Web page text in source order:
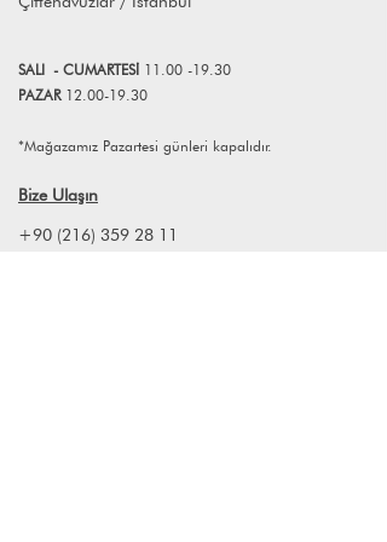
SALI - CUMARTESİ 11.00 -19.30
PAZAR 12.00-19.30
*Mağazamız Pazartesi günleri kapalıdır.
Bize Ulaşın
+90 (216) 359 28 11